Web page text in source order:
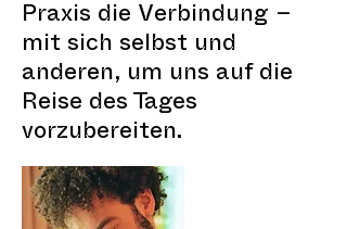
Praxis die Verbindung –
mit sich selbst und
anderen, um uns auf die
Reise des Tages
vorzubereiten.